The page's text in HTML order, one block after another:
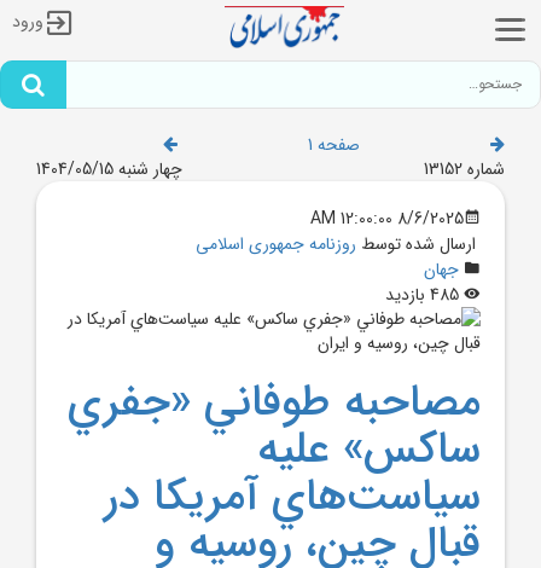
ورود
صفحه 1
شماره 13152
چهار شنبه 1404/05/15
8/6/2025 12:00:00 AM
ارسال شده توسط روزنامه جمهوری اسلامی
جهان
مصاحبه طوفاني «جفري
ساکس» عليه
سياست‌هاي آمريکا در
قبال چين، روسيه و